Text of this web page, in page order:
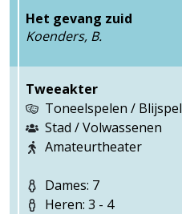
Het gevang zuid
Koenders, B.
Tweeakter
Toneelspelen / Blijspel
Stad / Volwassenen
Amateurtheater
Dames: 7
Heren: 3 - 4